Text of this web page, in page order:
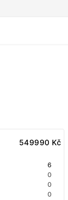
549990 Kč
6
0
0
0